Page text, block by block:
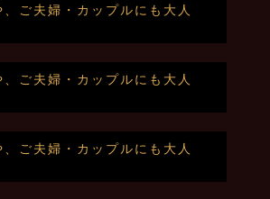
ご夫婦・カップルにも大人
ご夫婦・カップルにも大人
ご夫婦・カップルにも大人